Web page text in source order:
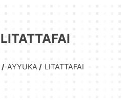
LITATTAFAI
AYYUKA LITATTAFAI